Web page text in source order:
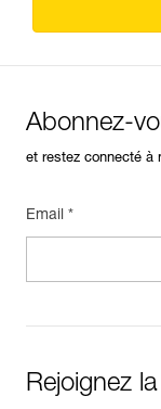
Abonnez-
et restez connecté à
Email *
Rejoignez